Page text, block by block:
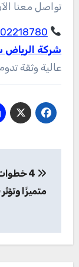
تواصل معنا
شركة
عالية وثقة
4
متميزًا